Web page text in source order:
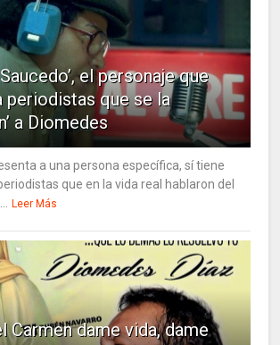
el personaje que
periodistas que se la
a Diomedes
a una persona específica, sí tiene
que en la vida real hablaron del
Leer Más
Carmen dame vida, dame